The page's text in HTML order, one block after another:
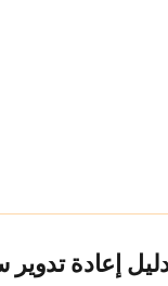
إعادة